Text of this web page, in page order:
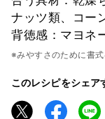
ナッツ類、コー
背徳感：マヨネ
※みやすさのために書式
このレシピをシェア